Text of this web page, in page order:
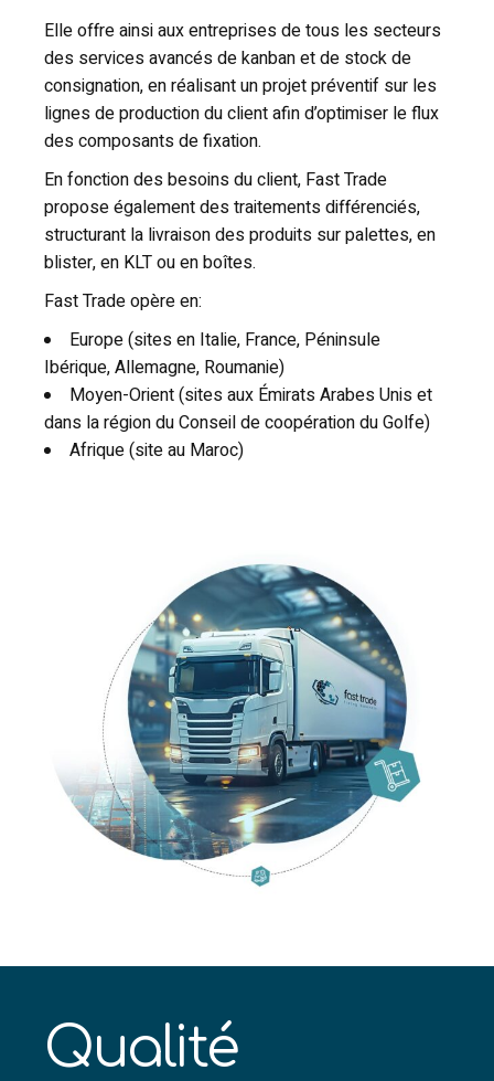
Elle offre ainsi aux entreprises de tous les secteurs
des services avancés de kanban et de stock de
consignation, en réalisant un projet préventif sur les
lignes de production du client afin d’optimiser le flux
des composants de fixation.
En fonction des besoins du client, Fast Trade
propose également des traitements différenciés,
structurant la livraison des produits sur palettes, en
blister, en KLT ou en boîtes.
Fast Trade opère en:
Europe (sites en Italie, France, Péninsule
Ibérique, Allemagne, Roumanie)
Moyen-Orient (sites aux Émirats Arabes Unis et
dans la région du Conseil de coopération du Golfe)
Afrique (site au Maroc)
Qualité